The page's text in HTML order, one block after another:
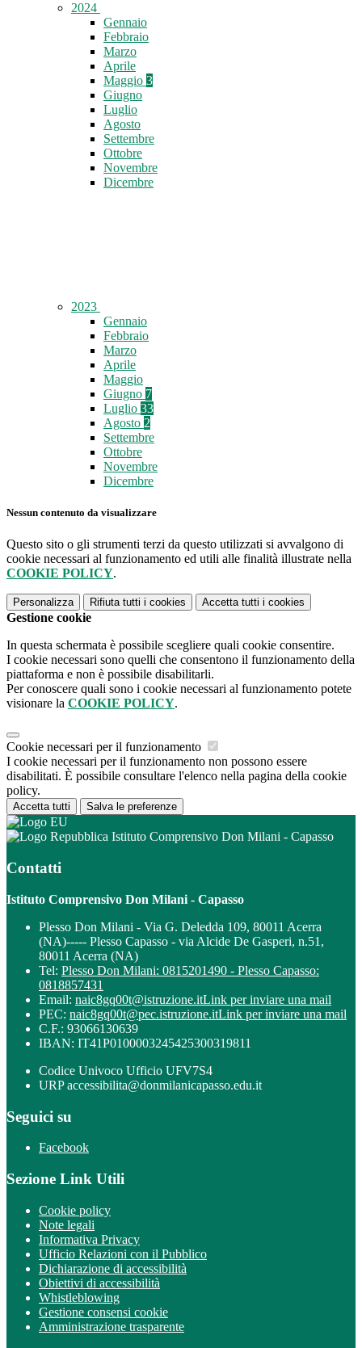
2024
Gennaio
Febbraio
Marzo
Aprile
Maggio 3
Giugno
Luglio
Agosto
Settembre
Ottobre
Novembre
Dicembre
2023
Gennaio
Febbraio
Marzo
Aprile
Maggio
Giugno 7
Luglio 33
Agosto 2
Settembre
Ottobre
Novembre
Dicembre
Nessun contenuto da visualizzare
Questo sito o gli strumenti terzi da questo utilizzati si avvalgono di
cookie necessari al funzionamento ed utili alle finalità illustrate nella
COOKIE POLICY.
Personalizza Rifiuta tutti i cookies Accetta tutti i cookies
Gestione cookie
In questa schermata è possibile scegliere quali cookie consentire.
I cookie necessari sono quelli che consentono il funzionamento della
piattaforma e non è possibile disabilitarli.
Per conoscere quali sono i cookie necessari al funzionamento potete
visionare la COOKIE POLICY.
Cookie necessari per il funzionamento
I cookie necessari per il funzionamento non possono essere
disabilitati. È possibile consultare l'elenco nella pagina della cookie
policy.
Accetta tutti Salva le preferenze
Istituto Comprensivo Don Milani - Capasso
Contatti
Istituto Comprensivo Don Milani - Capasso
Plesso Don Milani - Via G. Deledda 109, 80011 Acerra
(NA)----- Plesso Capasso - via Alcide De Gasperi, n.51,
80011 Acerra (NA)
Tel: Plesso Don Milani: 0815201490 - Plesso Capasso:
0818857431
Email: naic8gq00t@istruzione.itLink per inviare una mail
PEC: naic8gq00t@pec.istruzione.itLink per inviare una mail
C.F.: 93066130639
IBAN: IT41P0100003245425300319811
Codice Univoco Ufficio UFV7S4
URP accessibilita@donmilanicapasso.edu.it
Seguici su
Facebook
Sezione Link Utili
Cookie policy
Note legali
Informativa Privacy
Ufficio Relazioni con il Pubblico
Dichiarazione di accessibilità
Obiettivi di accessibilità
Whistleblowing
Gestione consensi cookie
Amministrazione trasparente